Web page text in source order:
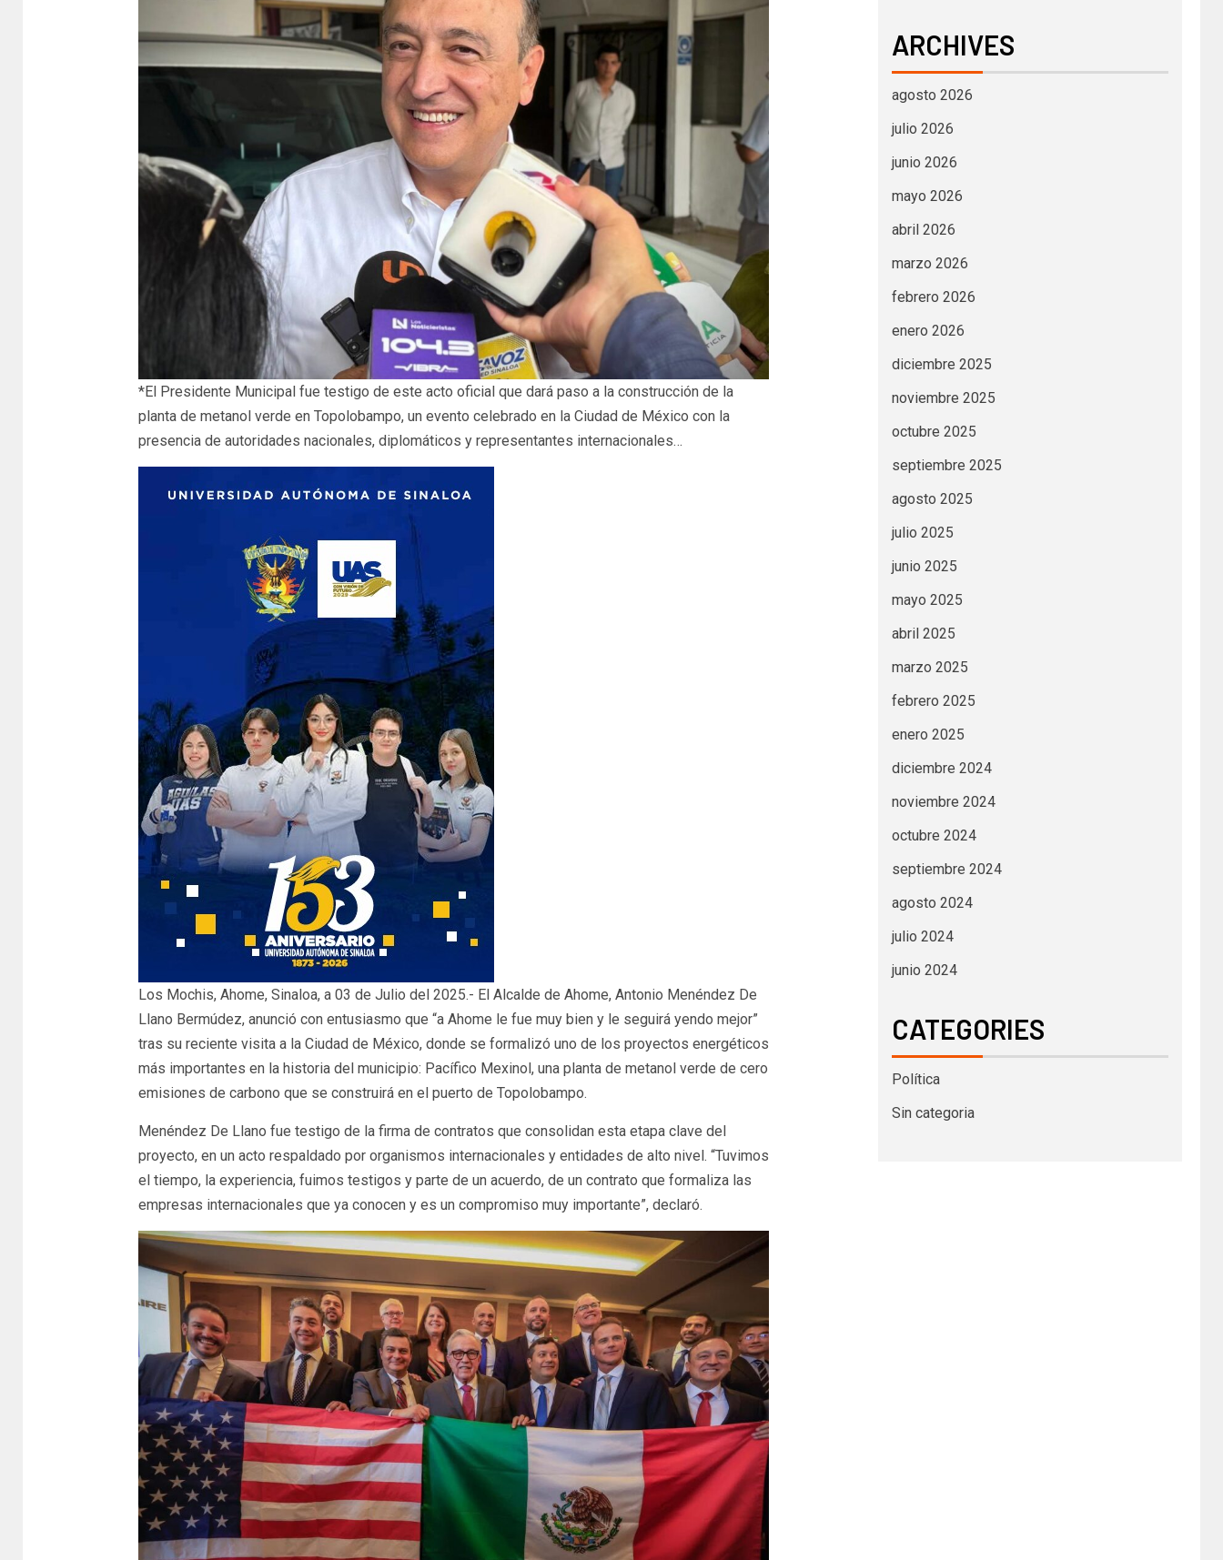
*El Presidente Municipal fue testigo de este acto oficial que dará paso a la construcción de la
planta de metanol verde en Topolobampo, un evento celebrado en la Ciudad de México con la
presencia de autoridades nacionales, diplomáticos y representantes internacionales…
Los Mochis, Ahome, Sinaloa, a 03 de Julio del 2025.- El Alcalde de Ahome, Antonio Menéndez De
Llano Bermúdez, anunció con entusiasmo que “a Ahome le fue muy bien y le seguirá yendo mejor”
tras su reciente visita a la Ciudad de México, donde se formalizó uno de los proyectos energéticos
más importantes en la historia del municipio: Pacífico Mexinol, una planta de metanol verde de cero
emisiones de carbono que se construirá en el puerto de Topolobampo.
Menéndez De Llano fue testigo de la firma de contratos que consolidan esta etapa clave del
proyecto, en un acto respaldado por organismos internacionales y entidades de alto nivel. “Tuvimos
el tiempo, la experiencia, fuimos testigos y parte de un acuerdo, de un contrato que formaliza las
empresas internacionales que ya conocen y es un compromiso muy importante”, declaró.
ARCHIVES
agosto 2026
julio 2026
junio 2026
mayo 2026
abril 2026
marzo 2026
febrero 2026
enero 2026
diciembre 2025
noviembre 2025
octubre 2025
septiembre 2025
agosto 2025
julio 2025
junio 2025
mayo 2025
abril 2025
marzo 2025
febrero 2025
enero 2025
diciembre 2024
noviembre 2024
octubre 2024
septiembre 2024
agosto 2024
julio 2024
junio 2024
CATEGORIES
Política
Sin categoria